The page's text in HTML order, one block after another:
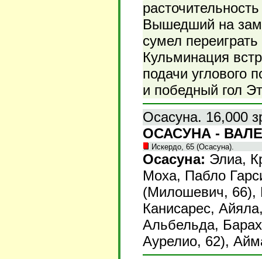
Вышедший на
сумел
Кульминация
подачи углового
и победный гол
Осасуна. 16,000
ОСАСУНА -
Искердо, 65 (Осасуна).
Осасуна: Элиа,
Моха, Пабло
(Милошевич, 66),
Канисарес,
Альбельда,
Аурелио, 62),